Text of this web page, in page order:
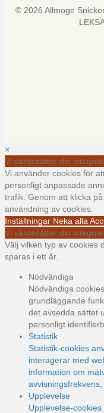
© 2026 Allmoge
×
Vi värdesätter din
Vi använder cookies för
personligt anpassade
trafik. Genom att klicka
användning av cookies.
Inställningar Neka alla
Vi värdesätter din
Välj vilken typ av cookies
sparas i ett år.
Nödvändiga
Nödvändiga
grundläggande
det avsedda sättet
personligt
Statistik
Statistik-cookies
interagerar med
information om
avvisningsfrekvens,
Upplevelse
Upplevelse-